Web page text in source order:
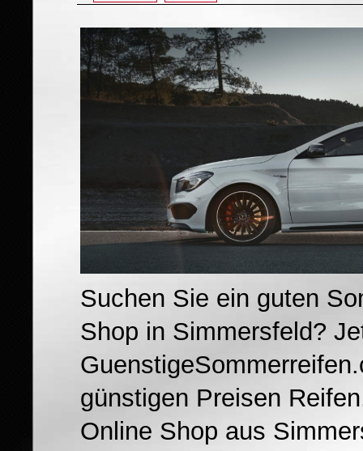
Suchen Sie ein guten
Shop in Simmersfeld?
günstigen Preisen
Online Shop aus